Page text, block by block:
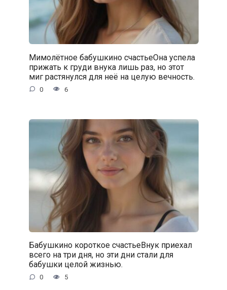
Мимолётное бабушкино счастьеОна успела
прижать к груди внука лишь раз, но этот
миг растянулся для неё на целую вечность.
0 6
Бабушкино короткое счастьеВнук приехал
всего на три дня, но эти дни стали для
бабушки целой жизнью.
0 5